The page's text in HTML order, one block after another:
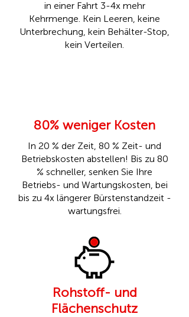
in einer Fahrt 3-4x mehr
Kehrmenge. Kein Leeren, keine
Unterbrechung, kein Behälter-Stop,
kein Verteilen.
80% weniger Kosten
In 20 % der Zeit, 80 % Zeit- und
Betriebskosten abstellen! Bis zu 80
% schneller, senken Sie Ihre
Betriebs- und Wartungskosten, bei
bis zu 4x längerer Bürstenstandzeit -
wartungsfrei.
Rohstoff- und
Flächenschutz